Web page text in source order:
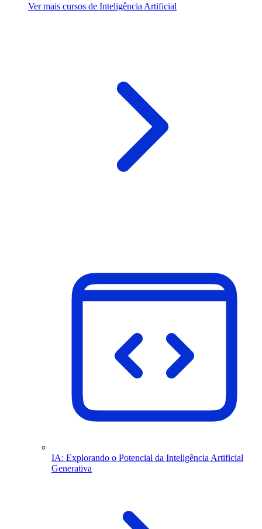
Ver mais cursos de Inteligência Artificial
IA: Explorando o Potencial da Inteligência Artificial
Generativa